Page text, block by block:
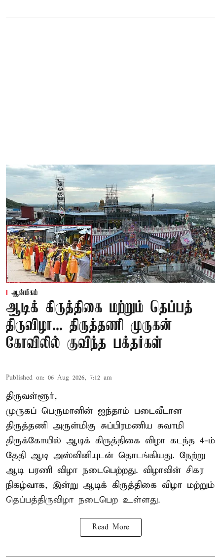
ஆன்மிகம்
ஆடிக் கிருத்திகை மற்றும் தெப்பத்
திருவிழா... திருத்தணி முருகன்
கோவிலில் குவிந்த பக்தர்கள்
Published on: 06 Aug 2026, 7:12 am
திருவள்ளூர்,
முருகப் பெருமானின் ஐந்தாம் படைவீடான
திருத்தணி அருள்மிகு சுப்பிரமணிய சுவாமி
திருக்கோயில் ஆடிக் கிருத்திகை விழா கடந்த 4-ம்
தேதி ஆடி அஸ்வினியுடன் தொடங்கியது. நேற்று
ஆடி பரணி விழா நடைபெற்றது. விழாவின் சிகர
நிகழ்வாக, இன்று ஆடிக் கிருத்திகை விழா மற்றும்
தெப்பத்திருவிழா நடைபெற உள்ளது.
Read More